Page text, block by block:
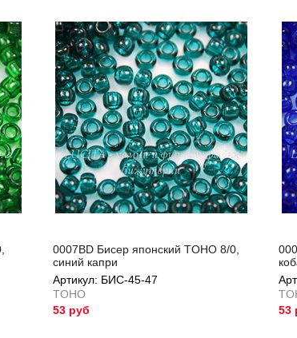
0007BD Бисер японский TOHO 8/0,
синий капри
Артикул: БИС-45-47
TOHO
53 руб
53